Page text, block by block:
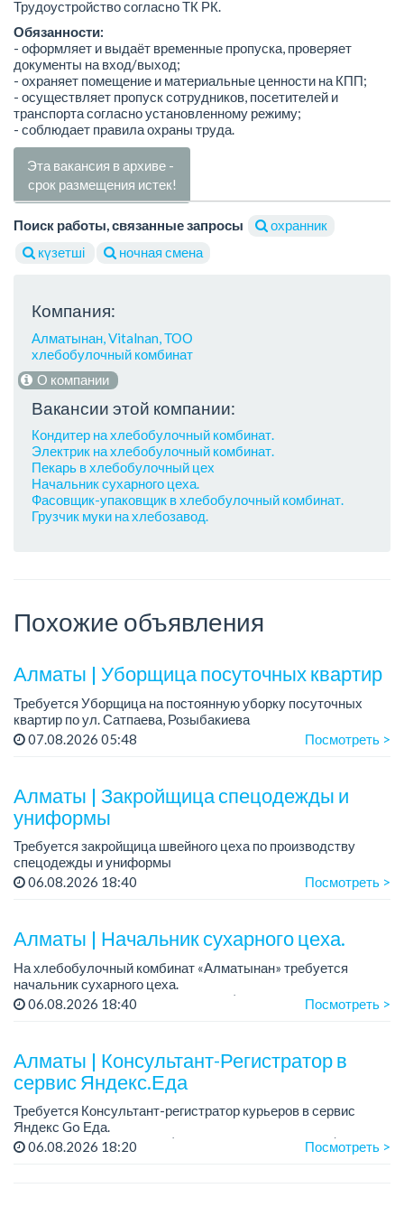
Трудоустройство согласно ТК РК.
Обязанности:
- оформляет и выдаёт временные пропуска, проверяет
документы на вход/выход;
- охраняет помещение и материальные ценности на КПП;
- осуществляет пропуск сотрудников, посетителей и
транспорта согласно установленному режиму;
- соблюдает правила охраны труда.
Эта вакансия в архиве -
срок размещения истек!
Поиск работы, связанные запросы
охранник
күзетші
ночная смена
Компания:
Алматынан, Vitalnan, ТОО
хлебобулочный комбинат
О компании
Вакансии этой компании:
Кондитер на хлебобулочный комбинат.
Электрик на хлебобулочный комбинат.
Пекарь в хлебобулочный цех
Начальник сухарного цеха.
Фасовщик-упаковщик в хлебобулочный комбинат.
Грузчик муки на хлебозавод.
Похожие объявления
Алматы | Уборщица посуточных квартир
Требуется Уборщица на постоянную уборку посуточных
квартир по ул. Сатпаева, Розыбакиева
График работы: полный.
Требования: проживание в городе Алматы, обязательно по
07.08.2026 05:48 Посмотреть >
Алматы | Закройщица спецодежды и
униформы
Требуется закройщица швейного цеха по производству
спецодежды и униформы
Рабочий день с 9:00 до 18:00
06.08.2026 18:40 Посмотреть >
Алматы | Начальник сухарного цеха.
На хлебобулочный комбинат «Алматынан» требуется
начальник сухарного цеха.
Зарплата: от 300 000 тенге на руки (обсуждается на
Требования: оп...
06.08.2026 18:40 Посмотреть >
Алматы | Консультант-Регистратор в
сервис Яндекс.Еда
Требуется Консультант-регистратор курьеров в сервис
Яндекс Go Еда.
Условия: работа в офисе (Абылай хана - Макатаева).
06.08.2026 18:20 Посмотреть >